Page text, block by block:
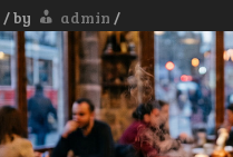
/by admin /